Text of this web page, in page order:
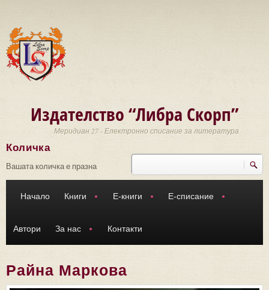
Издателство “Либра Скорп”
Меридиан 27 - Електронно списание за литература
Търси
Количка
Вашата количка е празна
Начало Книги Е-книги Е-списание
Автори За нас Контакти
Райна Маркова